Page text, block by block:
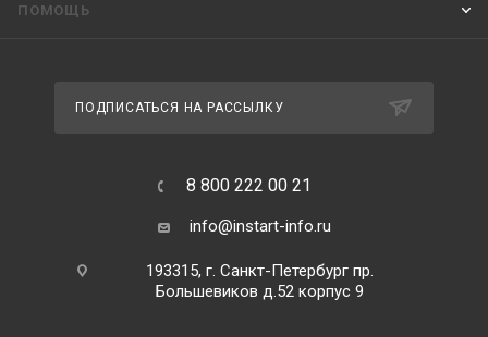
ПОМОЩЬ
ПОДПИСАТЬСЯ НА РАССЫЛКУ
8 800 222 00 21
info@instart-info.ru
193315, г. Санкт-Петербург пр.
Большевиков д.52 корпус 9